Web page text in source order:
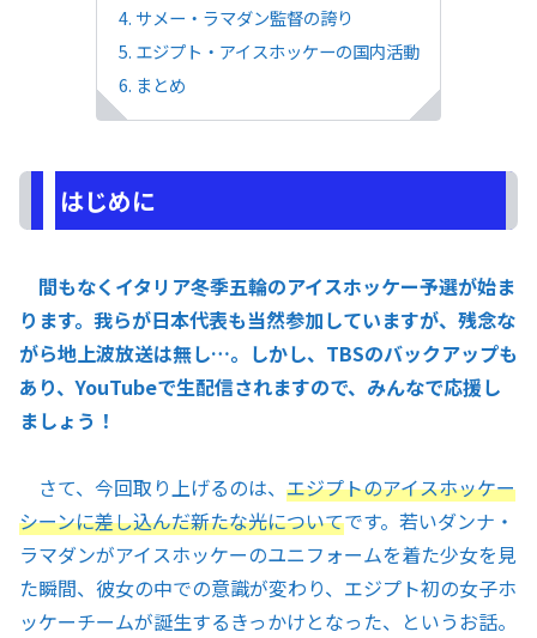
サメー・ラマダン監督の誇り
エジプト・アイスホッケーの国内活動
まとめ
はじめに
間もなくイタリア冬季五輪のアイスホッケー予選が始ま
ります。我らが日本代表も当然参加していますが、残念な
がら地上波放送は無し…。しかし、TBSのバックアップも
あり、YouTubeで生配信されますので、みんなで応援し
ましょう！
さて、今回取り上げるのは、 エジプトのアイスホッケー
シーンに差し込んだ新たな光についてです。若いダンナ・
ラマダンがアイスホッケーのユニフォームを着た少女を見
た瞬間、彼女の中での意識が変わり、エジプト初の女子ホ
ッケーチームが誕生するきっかけとなった、というお話。